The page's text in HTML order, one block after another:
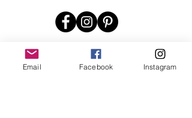
Email Facebook Instagram